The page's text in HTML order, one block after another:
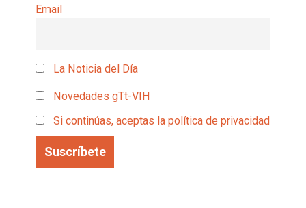
Email
La Noticia del Día
Novedades gTt-VIH
Si continúas, aceptas la política de privacidad